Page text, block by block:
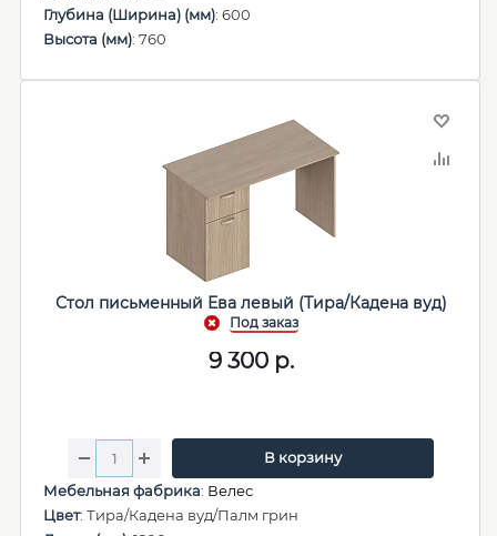
Глубина (Ширина) (мм): 600
Высота (мм): 760
Стол письменный Ева левый (Тира/Кадена вуд)
9 300р.
В корзину
Мебельная фабрика: Велес
Цвет: Тира/Кадена вуд/Палм грин